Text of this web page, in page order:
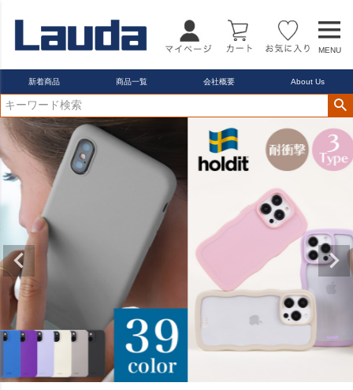
MENU
新着商品 商品一覧 会社概要 About Us
レッド
ブルー
イエロー
在庫なし商品
在庫なし商品を表示しない
商品番号/JANコード
バンドル販売
予約商品のみを表示
登録順